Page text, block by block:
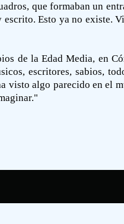
que formaban un
Esto ya no existe.
de la Edad Media, en
escritores, sabios,
visto algo parecido en el